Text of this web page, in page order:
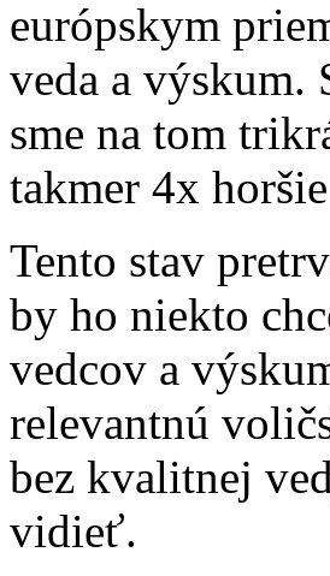
európskym
veda a výskum.
sme na tom
takmer 4x
Tento stav
by ho niekto
vedcov a
relevantnú
bez kvalitnej
vidieť.